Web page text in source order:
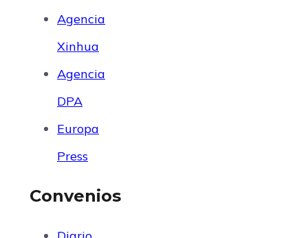
Agencia
Xinhua
Agencia
DPA
Europa
Press
Convenios